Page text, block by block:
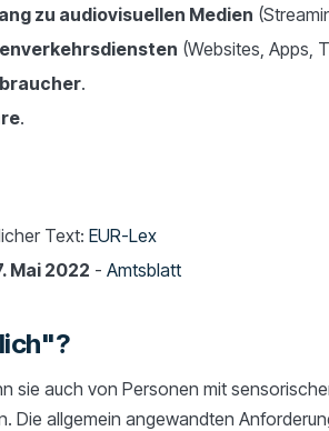
zu audiovisuellen Medien
(Websites, Apps,
.
.
Text: EUR-Lex
Mai 2022 - Amtsblatt
sie auch von Personen mit
Die allgemein angewandten